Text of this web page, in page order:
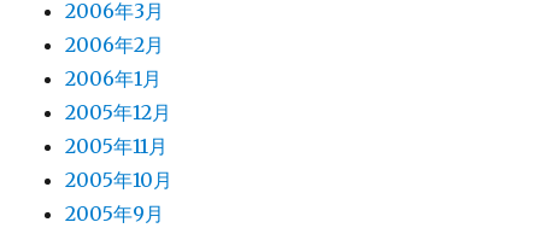
2006年3月
2006年2月
2006年1月
2005年12月
2005年11月
2005年10月
2005年9月